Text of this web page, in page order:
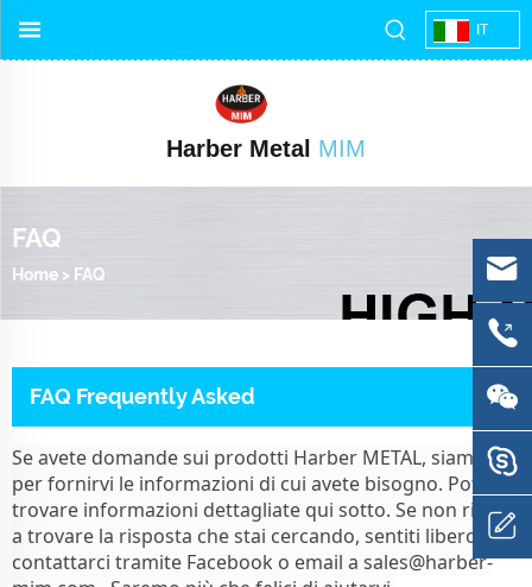
IT
Harber Metal MIM
FAQ
Home > FAQ
FAQ Frequently Asked
Se avete domande sui prodotti Harber METAL, siamo qui
per fornirvi le informazioni di cui avete bisogno. Potete
trovare informazioni dettagliate qui sotto. Se non riesci
a trovare la risposta che stai cercando, sentiti libero di
contattarci tramite Facebook o email a sales@harber-